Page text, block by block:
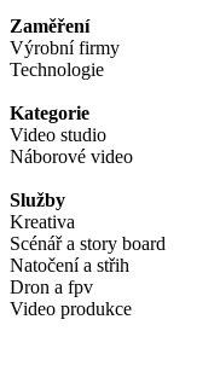
Zaměření
Výrobní firmy
Technologie
Kategorie
Video studio
Náborové video
Služby
Kreativa
Scénář a story board
Natočení a střih
Dron a fpv
Video produkce